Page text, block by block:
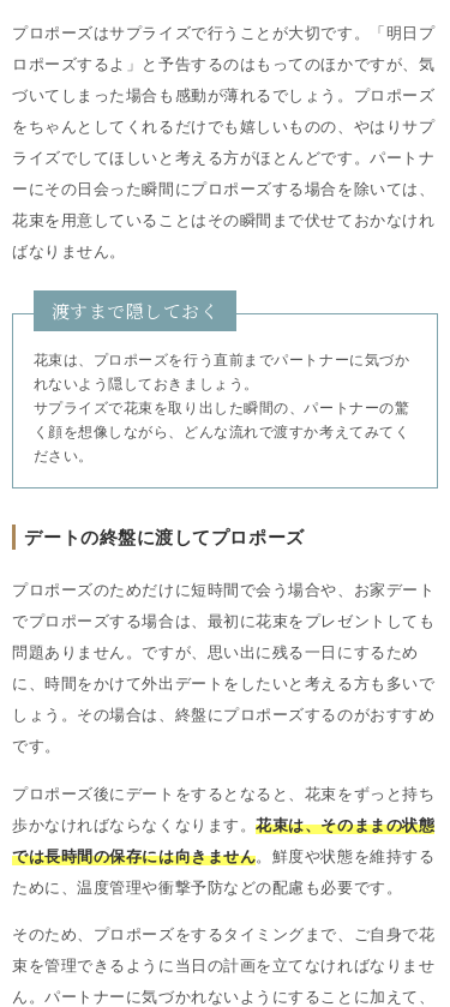
プロポーズはサプライズで行うことが大切です。「明日プ
ロポーズするよ」と予告するのはもってのほかですが、気
づいてしまった場合も感動が薄れるでしょう。プロポーズ
をちゃんとしてくれるだけでも嬉しいものの、やはりサプ
ライズでしてほしいと考える方がほとんどです。パートナ
ーにその日会った瞬間にプロポーズする場合を除いては、
花束を用意していることはその瞬間まで伏せておかなけれ
ばなりません。
渡すまで隠しておく
花束は、プロポーズを行う直前までパートナーに気づか
れないよう隠しておきましょう。
サプライズで花束を取り出した瞬間の、パートナーの驚
く顔を想像しながら、どんな流れで渡すか考えてみてく
ださい。
デートの終盤に渡してプロポーズ
プロポーズのためだけに短時間で会う場合や、お家デート
でプロポーズする場合は、最初に花束をプレゼントしても
問題ありません。ですが、思い出に残る一日にするため
に、時間をかけて外出デートをしたいと考える方も多いで
しょう。その場合は、終盤にプロポーズするのがおすすめ
です。
プロポーズ後にデートをするとなると、花束をずっと持ち
歩かなければならなくなります。花束は、そのままの状態
では長時間の保存には向きません。鮮度や状態を維持する
ために、温度管理や衝撃予防などの配慮も必要です。
そのため、プロポーズをするタイミングまで、ご自身で花
束を管理できるように当日の計画を立てなければなりませ
ん。パートナーに気づかれないようにすることに加えて、